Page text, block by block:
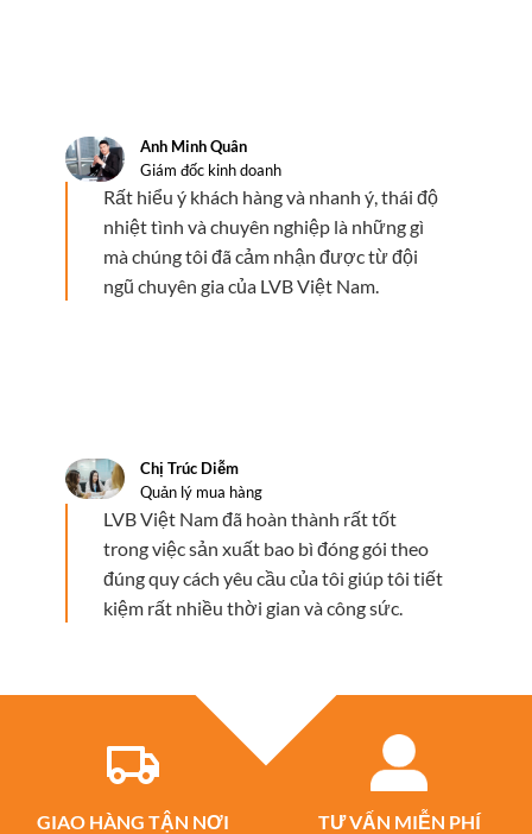
Anh Minh Quân
Giám đốc kinh doanh
Rất hiểu ý khách hàng và nhanh ý, thái độ
nhiệt tình và chuyên nghiệp là những gì
mà chúng tôi đã cảm nhận được từ đội
ngũ chuyên gia của LVB Việt Nam.
Chị Trúc Diễm
Quản lý mua hàng
LVB Việt Nam đã hoàn thành rất tốt
trong việc sản xuất bao bì đóng gói theo
đúng quy cách yêu cầu của tôi giúp tôi tiết
kiệm rất nhiều thời gian và công sức.
GIAO HÀNG TẬN NƠI
TƯ VẤN MIỄN PHÍ